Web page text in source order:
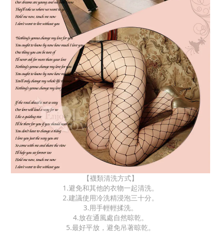
【襪類清洗方式】
1.避免和其他的衣物一起清洗。
2.建議使用冷洗精浸泡三十分。
3.用手輕輕揉洗。
4.放在通風處自然晾乾。
5.最好平放，避免吊著晾乾。